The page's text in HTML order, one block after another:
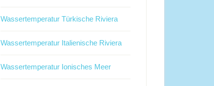
Wassertemperatur Türkische Riviera
Wassertemperatur Italienische Riviera
Wassertemperatur Ionisches Meer